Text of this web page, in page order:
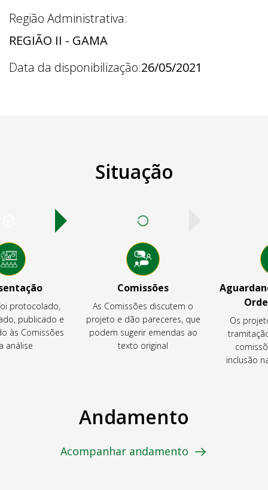
Região Administrativa:
REGIÃO II - GAMA
Data da disponibilização:26/05/2021
Situação
protocolado,
publicado e
às Comissões
análise
Comissões
As Comissões discutem o
projeto e dão pareceres, que
podem sugerir emendas ao
texto original
Os
inclusão
Andamento
Acompanhar andamento